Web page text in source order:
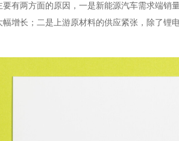
有两方面的原因，一是新能源汽车需求端销
增长；二是上游原材料的供应紧张，除了锂